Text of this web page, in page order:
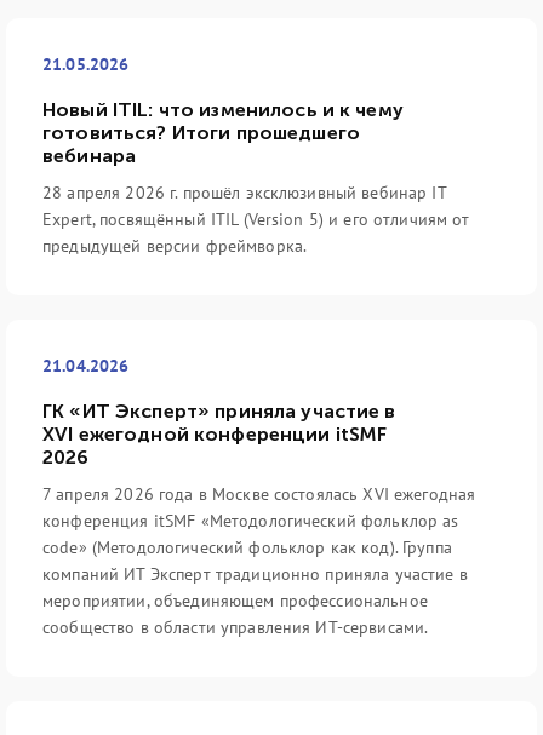
21.05.2026
Новый ITIL: что изменилось и к чему
готовиться? Итоги прошедшего
вебинара
28 апреля 2026 г. прошёл эксклюзивный вебинар IT
Expert, посвящённый ITIL (Version 5) и его отличиям от
предыдущей версии фреймворка.
21.04.2026
ГК «ИТ Эксперт» приняла участие в
XVI ежегодной конференции itSMF
2026
7 апреля 2026 года в Москве состоялась XVI ежегодная
конференция itSMF «Методологический фольклор as
code» (Методологический фольклор как код). Группа
компаний ИТ Эксперт традиционно приняла участие в
мероприятии, объединяющем профессиональное
сообщество в области управления ИТ-сервисами.